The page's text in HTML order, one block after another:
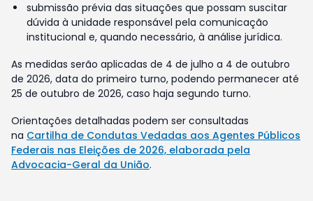
submissão prévia das situações que possam suscitar
dúvida à unidade responsável pela comunicação
institucional e, quando necessário, à análise jurídica.
As medidas serão aplicadas de 4 de julho a 4 de outubro
de 2026, data do primeiro turno, podendo permanecer até
25 de outubro de 2026, caso haja segundo turno.
Orientações detalhadas podem ser consultadas
na Cartilha de Condutas Vedadas aos Agentes Públicos
Federais nas Eleições de 2026, elaborada pela
Advocacia-Geral da União.